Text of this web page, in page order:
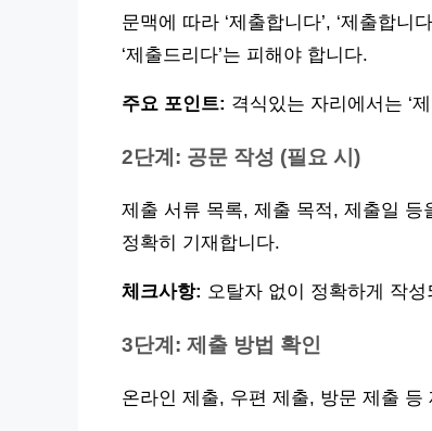
문맥에 따라 ‘제출합니다’, ‘제출합니
‘제출드리다’는 피해야 합니다.
주요 포인트: 격식있는 자리에서는 ‘
2단계: 공문 작성 (필요 시)
제출 서류 목록, 제출 목적, 제출일
정확히 기재합니다.
체크사항: 오탈자 없이 정확하게 작
3단계: 제출 방법 확인
온라인 제출, 우편 제출, 방문 제출